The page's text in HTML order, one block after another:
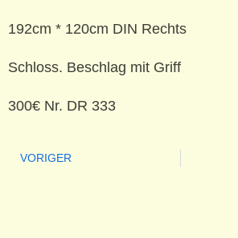
192cm * 120cm DIN Rechts
Schloss. Beschlag mit Griff
300€ Nr. DR 333
VORIGER